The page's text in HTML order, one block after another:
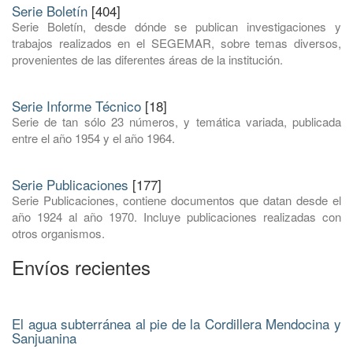
Serie Boletín [404]
Serie Boletín, desde dónde se publican investigaciones y
trabajos realizados en el SEGEMAR, sobre temas diversos,
provenientes de las diferentes áreas de la institución.
Serie Informe Técnico [18]
Serie de tan sólo 23 números, y temática variada, publicada
entre el año 1954 y el año 1964.
Serie Publicaciones [177]
Serie Publicaciones, contiene documentos que datan desde el
año 1924 al año 1970. Incluye publicaciones realizadas con
otros organismos.
Envíos recientes
El agua subterránea al pie de la Cordillera Mendocina y
Sanjuanina